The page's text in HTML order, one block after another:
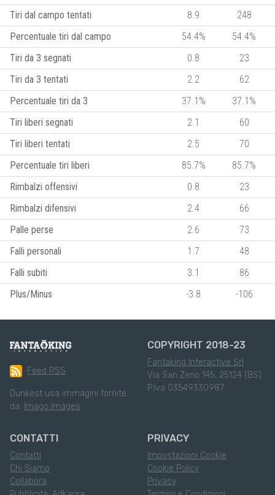
Tiri dal campo tentati
8.9
248
Percentuale tiri dal campo
54.4%
54.4%
Tiri da 3 segnati
0.8
23
Tiri da 3 tentati
2.2
62
Percentuale tiri da 3
37.1%
37.1%
Tiri liberi segnati
2.1
60
Tiri liberi tentati
2.5
70
Percentuale tiri liberi
85.7%
85.7%
Rimbalzi offensivi
0.8
23
Rimbalzi difensivi
2.4
66
Palle perse
2.6
73
Falli personali
1.7
48
Falli subiti
3.1
86
Plus/Minus
-3.8 -106
Feed RSS
Dunkest usa immagini fornite
da: Imago Images
COPYRIGHT 2018-23
Fantaking Interactive Srl
Via San Zeno 145, 25124 (BS)
P.Iva 03549330987
CONTATTI
Contatti
Chi Siamo
Collabora
PRIVACY
Impostazioni Cookie
Cookie Policy
Privacy